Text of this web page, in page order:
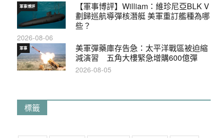
【軍事博評】William：維珍尼亞BLK V
劃歸巡航導彈核潛艇 美軍重訂艦種為哪
些？
軍事博評
2026-08-06
美軍彈藥庫存告急：太平洋戰區被迫縮
減演習 五角大樓緊急增購600億彈
軍事
2026-08-05
標籤